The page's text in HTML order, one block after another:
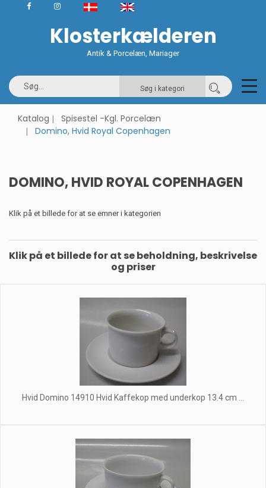
Klosterkælderen
Antik & Porcelæn, Mariager
Søg i kategori
Katalog
Spisestel -Kgl. Porcelæn
Domino, Hvid Royal Copenhagen
DOMINO, HVID ROYAL COPENHAGEN
Klik på et billede for at se emner i kategorien
Klik på et billede for at se beholdning, beskrivelse
og priser
Hvid Domino 14910 Hvid Kaffekop med underkop 13.4 cm ...